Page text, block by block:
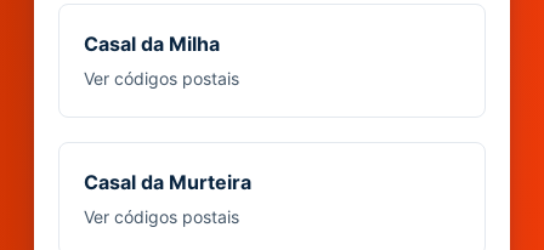
Casal da Milha
Ver códigos postais
Casal da Murteira
Ver códigos postais